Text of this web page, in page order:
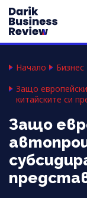
Начало
Защо
китайските си
Защо